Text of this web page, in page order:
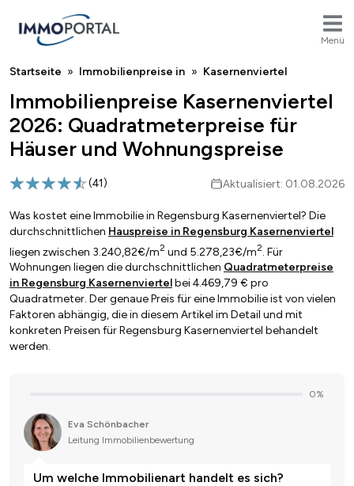
Menü
Breadcrumb
Startseite Immobilienpreise in Kasernenviertel
Immobilienpreise Kasernenviertel
2026: Quadratmeterpreise für
Häuser und Wohnungspreise
(41) Aktualisiert: 01.08.2026
Was kostet eine Immobilie in Regensburg Kasernenviertel? Die
durchschnittlichen Hauspreise in Regensburg Kasernenviertel
liegen zwischen 3.240,82€/m2 und 5.278,23€/m2. Für
Wohnungen liegen die durchschnittlichen Quadratmeterpreise
in Regensburg Kasernenviertelbei 4.469,79 € pro
Quadratmeter. Der genaue Preis für eine Immobilie ist von vielen
Faktoren abhängig, die in diesem Artikel im Detail und mit
konkreten Preisen für Regensburg Kasernenviertel behandelt
werden.